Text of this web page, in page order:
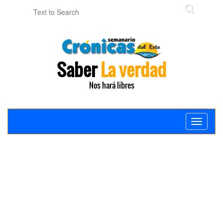
SaberLa verdad
Nos hará libres
Toggle